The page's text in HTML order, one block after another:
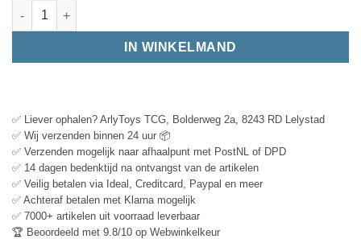
IN WINKELMAND
✅ Liever ophalen? ArlyToys TCG, Bolderweg 2a, 8243 RD Lelystad
✅ Wij verzenden binnen 24 uur 📦
✅ Verzenden mogelijk naar afhaalpunt met PostNL of DPD
✅ 14 dagen bedenktijd na ontvangst van de artikelen
✅ Veilig betalen via Ideal, Creditcard, Paypal en meer
✅ Achteraf betalen met Klarna mogelijk
✅ 7000+ artikelen uit voorraad leverbaar
🏆 Beoordeeld met 9.8/10 op Webwinkelkeur